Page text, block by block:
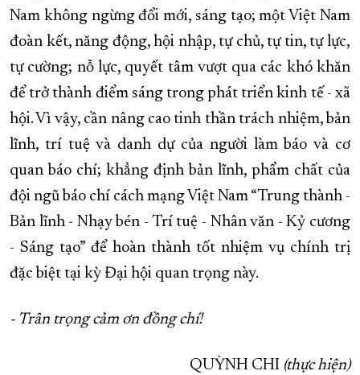
Nam không ngừng đổi mới, sáng tạo; một Việt Nam
đoàn kết, năng động, hội nhập, tự chủ, tự tin, tự lực,
tự cường; nỗ lực, quyết tâm vượt qua các khó khăn
để trở thành điểm sáng trong phát triển kinh tế - xã
hội. Vì vậy, cần nâng cao tinh thần trách nhiệm, bản
lĩnh, trí tuệ và danh dự của người làm báo và cơ
quan báo chí; khẳng định bản lĩnh, phẩm chất của
đội ngũ báo chí cách mạng Việt Nam “Trung thành -
Bản lĩnh - Nhạy bén - Trí tuệ - Nhân văn - Kỷ cương
- Sáng tạo” để hoàn thành tốt nhiệm vụ chính trị
đặc biệt tại kỳ Đại hội quan trọng này.
- Trân trọng cảm ơn đồng chí!
QUỲNH CHI (thực hiện)